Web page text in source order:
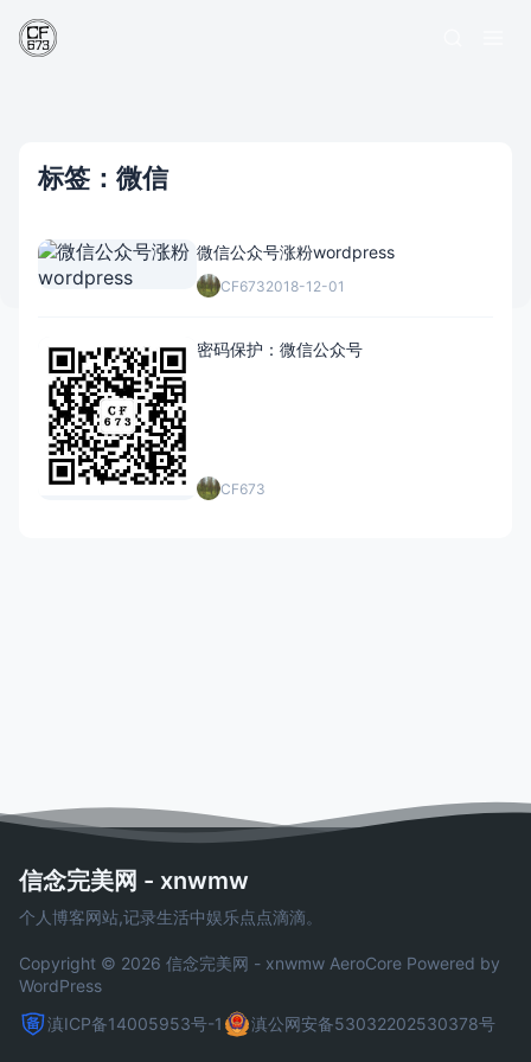
标签：微信
微信公众号涨粉wordpress
CF6732018-12-01
密码保护：微信公众号
CF673
信念完美网 - xnwmw
个人博客网站,记录生活中娱乐点点滴滴。
Copyright © 2026 信念完美网 - xnwmw AeroCore Powered by
WordPress
滇ICP备14005953号-1
滇公网安备53032202530378号